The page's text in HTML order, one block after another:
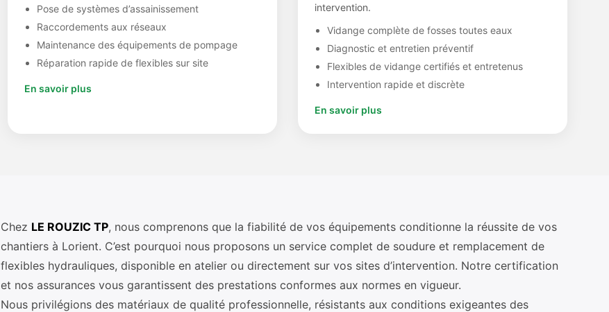
Pose de systèmes d’assainissement
Raccordements aux réseaux
Maintenance des équipements de pompage
Réparation rapide de flexibles sur site
En savoir plus
intervention.
Vidange complète de fosses toutes eaux
Diagnostic et entretien préventif
Flexibles de vidange certifiés et entretenus
Intervention rapide et discrète
En savoir plus
Chez LE ROUZIC TP, nous comprenons que la fiabilité de vos équipements conditionne la réussite de vos
chantiers à Lorient. C’est pourquoi nous proposons un service complet de soudure et remplacement de
flexibles hydrauliques, disponible en atelier ou directement sur vos sites d’intervention. Notre certification
et nos assurances vous garantissent des prestations conformes aux normes en vigueur.
Nous privilégions des matériaux de qualité professionnelle, résistants aux conditions exigeantes des